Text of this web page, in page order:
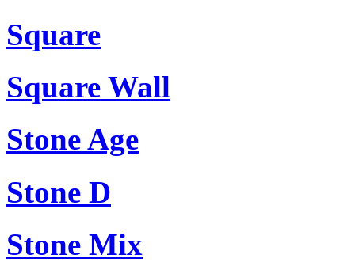
Square
Square Wall
Stone Age
Stone D
Stone Mix